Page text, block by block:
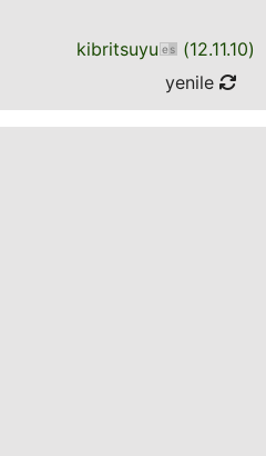
kibritsuyu (12.11.10)
yenile